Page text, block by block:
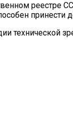
реестре
принести
технической